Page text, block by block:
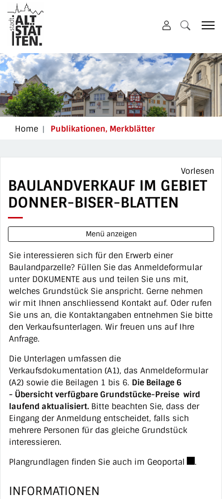
zur Startseite
Direkt zur Hauptnavigation
Direkt zum Inhalt
Direkt zur Suche
Direkt zum Stichwortverzeichnis
Altstätten
Home Publikationen, Merkblätter(ausgewählt)
Vorlesen
BAULANDVERKAUF IM GEBIET
DONNER-BISER-BLATTEN
Menü anzeigen
Sie interessieren sich für den Erwerb einer
Baulandparzelle? Füllen Sie das Anmeldeformular
unter DOKUMENTE aus und teilen Sie uns mit,
welches Grundstück Sie anspricht. Gerne nehmen
wir mit Ihnen anschliessend Kontakt auf. Oder rufen
Sie uns an, die Kontaktangaben entnehmen Sie bitte
den Verkaufsunterlagen. Wir freuen uns auf Ihre
Anfrage.
Die Unterlagen umfassen die
Verkaufsdokumentation (A1), das Anmeldeformular
(A2) sowie die Beilagen 1 bis 6. Die Beilage 6
- Übersicht verfügbare Grundstücke-Preise wird
laufend aktualisiert. Bitte beachten Sie, dass der
Eingang der Anmeldung entscheidet, falls sich
mehrere Personen für das gleiche Grundstück
interessieren.
Plangrundlagen finden Sie auch im Geoportal .
INFORMATIONEN
ZUGEHÖRIGE OBJEKTE